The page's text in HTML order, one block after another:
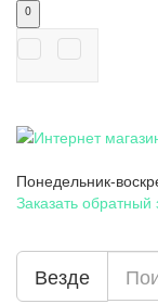
0
Понедельник-
Заказать обратный
Везде